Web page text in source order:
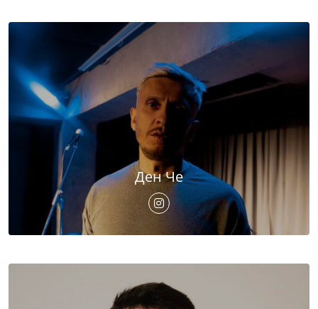
Ден Че